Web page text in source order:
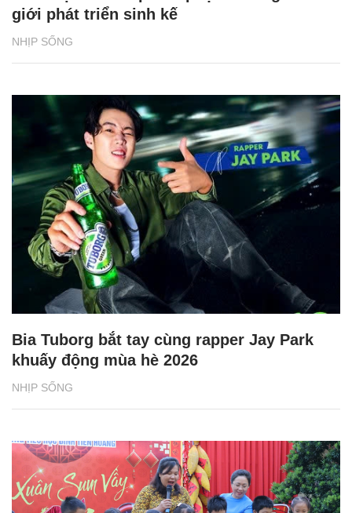
NHỊP SỐNG
giới phát triển sinh kế
NHỊP SỐNG
Bia Tuborg bắt tay cùng rapper Jay Park
khuấy động mùa hè 2026